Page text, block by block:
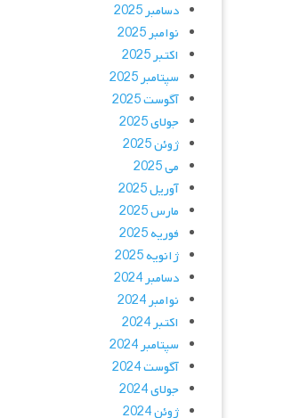
دسامبر 2025
نوامبر 2025
اکتبر 2025
سپتامبر 2025
آگوست 2025
جولای 2025
ژوئن 2025
می 2025
آوریل 2025
مارس 2025
فوریه 2025
ژانویه 2025
دسامبر 2024
نوامبر 2024
اکتبر 2024
سپتامبر 2024
آگوست 2024
جولای 2024
ژوئن 2024